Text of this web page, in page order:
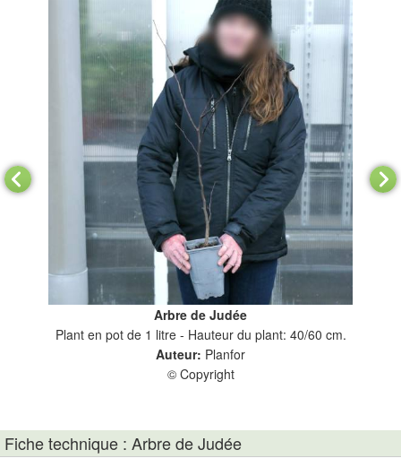
Arbre de Judée
Plant en pot de 1 litre - Hauteur du plant: 40/60 cm.
Auteur: Planfor
© Copyright
Fiche technique : Arbre de Judée